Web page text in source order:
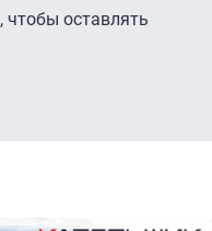
, чтобы оставлять